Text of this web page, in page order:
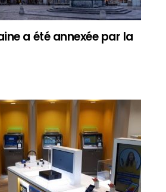
a été annexée par la